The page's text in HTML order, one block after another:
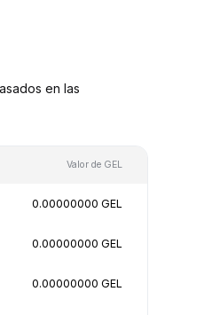
en las
Valor de GEL
0.00000000 GEL
0.00000000 GEL
0.00000000 GEL